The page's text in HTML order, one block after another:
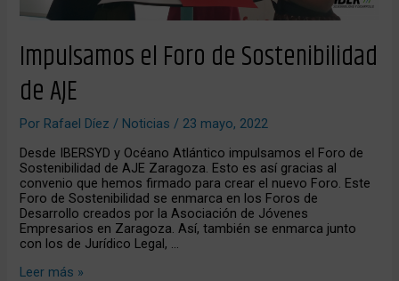
Impulsamos el Foro de Sostenibilidad
de AJE
Por Rafael Díez/ Noticias / 23 mayo, 2022
Desde IBERSYD y Océano Atlántico impulsamos el Foro de
Sostenibilidad de AJE Zaragoza. Esto es así gracias al
convenio que hemos firmado para crear el nuevo Foro. Este
Foro de Sostenibilidad se enmarca en los Foros de
Desarrollo creados por la Asociación de Jóvenes
Empresarios en Zaragoza. Así, también se enmarca junto
con los de Jurídico Legal, …
Leer más »